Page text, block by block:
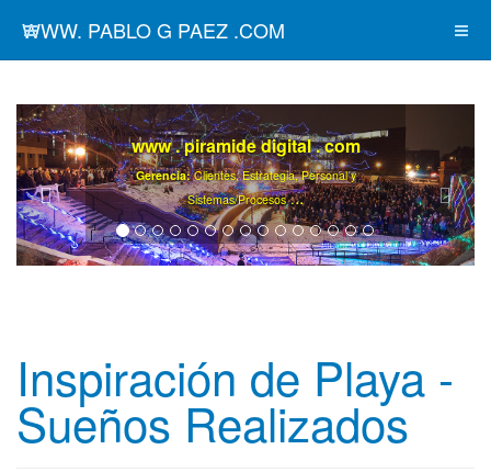
WWW. PABLO G PAEZ .COM
www . piramide digital . com
Gerencia:Clientes, Estrategia, Personal y
Sistemas/Procesos...
Inspiración de Playa -
Sueños Realizados